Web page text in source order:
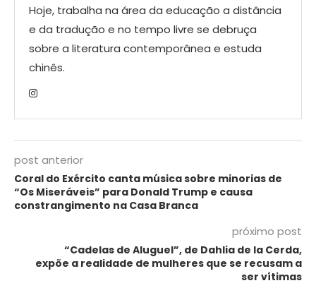
Hoje, trabalha na área da educação a distância
e da tradução e no tempo livre se debruça
sobre a literatura contemporânea e estuda
chinês.
post anterior
Coral do Exército canta música sobre minorias de
“Os Miseráveis” para Donald Trump e causa
constrangimento na Casa Branca
próximo post
“Cadelas de Aluguel”, de Dahlia de la Cerda,
expõe a realidade de mulheres que se recusam a
ser vítimas